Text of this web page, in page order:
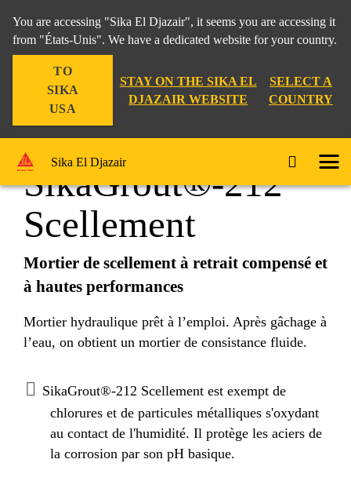
You are accessing "Sika El Djazair", it seems you are accessing it
from "États-Unis". We have a dedicated website for your country.
TO
SIKA
USA
STAY ON THE SIKA EL
DJAZAIR WEBSITE
SELECT A
COUNTRY
Sika El Djazair
Construction ... SikaGrout®-212 Scellement
SikaGrout®-212
Scellement
Mortier de scellement à retrait compensé et
à hautes performances
Mortier hydraulique prêt à l’emploi. Après gâchage à
l’eau, on obtient un mortier de consistance fluide.
SikaGrout®-212 Scellement est exempt de
chlorures et de particules métalliques s'oxydant
au contact de l'humidité. Il protège les aciers de
la corrosion par son pH basique.